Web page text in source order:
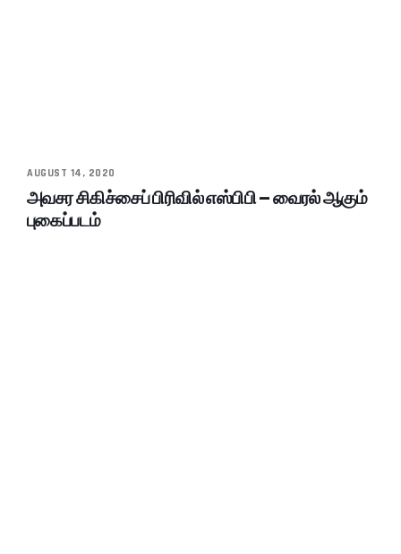
AUGUST 14, 2020
அவசர சிகிச்சைப் பிரிவில் எஸ்பிபி – வைரல் ஆகும்
புகைப்படம்